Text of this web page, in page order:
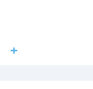
Lire la suite